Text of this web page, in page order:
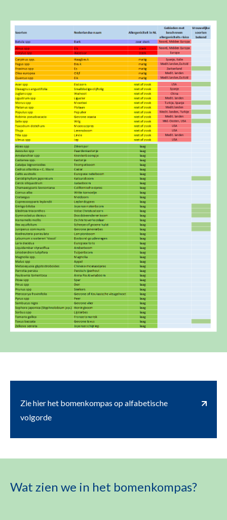
Zie hier het bomenkompas op alfabetische
volgorde
Wat zien we in het bomenkompas?